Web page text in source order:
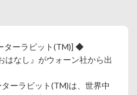
ターラビット(TM)] ◆
はなし』がウォーン社から出
ーラビット(TM)は、世界中